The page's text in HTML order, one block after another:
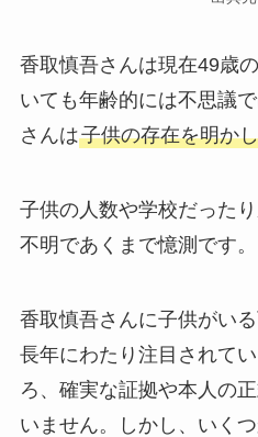
香取慎吾さんは現在49歳
いても年齢的には不思議
さんは子供の存在を明か
子供の人数や学校だった
不明であくまで憶測です。
香取慎吾さんに子供がい
長年にわたり注目されて
ろ、確実な証拠や本人の
いません。しかし、いく